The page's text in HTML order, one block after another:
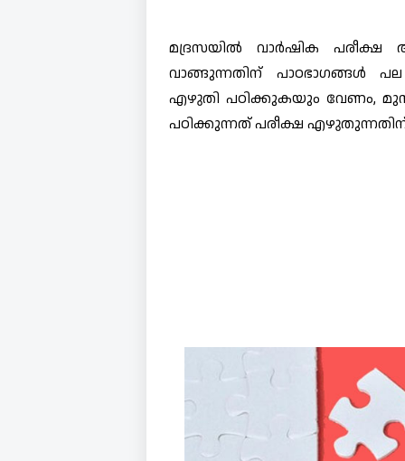
മദ്രസയിൽ വാർഷിക പരീക്ഷ
വാങ്ങുന്നതിന് പാഠഭാഗങ്ങൾ
എഴുതി പഠിക്കുകയും വേണം,
പഠിക്കുന്നത് പരീക്ഷ